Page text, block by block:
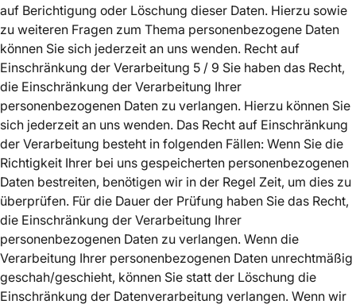
auf Berichtigung oder Löschung dieser Daten. Hierzu sowie
zu weiteren Fragen zum Thema personenbezogene Daten
können Sie sich jederzeit an uns wenden. Recht auf
Einschränkung der Verarbeitung 5 / 9 Sie haben das Recht,
die Einschränkung der Verarbeitung Ihrer
personenbezogenen Daten zu verlangen. Hierzu können Sie
sich jederzeit an uns wenden. Das Recht auf Einschränkung
der Verarbeitung besteht in folgenden Fällen: Wenn Sie die
Richtigkeit Ihrer bei uns gespeicherten personenbezogenen
Daten bestreiten, benötigen wir in der Regel Zeit, um dies zu
überprüfen. Für die Dauer der Prüfung haben Sie das Recht,
die Einschränkung der Verarbeitung Ihrer
personenbezogenen Daten zu verlangen. Wenn die
Verarbeitung Ihrer personenbezogenen Daten unrechtmäßig
geschah/geschieht, können Sie statt der Löschung die
Einschränkung der Datenverarbeitung verlangen. Wenn wir